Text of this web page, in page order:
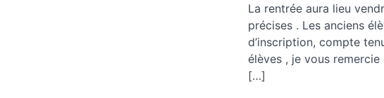
La rentrée aura lieu
précises . Les anciens
d’inscription, compte
élèves , je vous
[…]